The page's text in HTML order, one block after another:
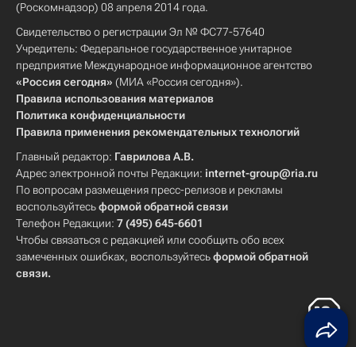
(Роскомнадзор) 08 апреля 2014 года.
Свидетельство о регистрации Эл № ФС77-57640
Учредитель: Федеральное государственное унитарное
предприятие Международное информационное агентство
«Россия сегодня» (МИА «Россия сегодня»).
Правила использования материалов
Политика конфиденциальности
Правила применения рекомендательных технологий
Главный редактор: Гаврилова А.В.
Адрес электронной почты Редакции: internet-group@ria.ru
По вопросам размещения пресс-релизов и рекламы
воспользуйтесьформой обратной связи
Телефон Редакции: 7 (495) 645-6601
Чтобы связаться с редакцией или сообщить обо всех
замеченных ошибках, воспользуйтесьформой обратной
связи.